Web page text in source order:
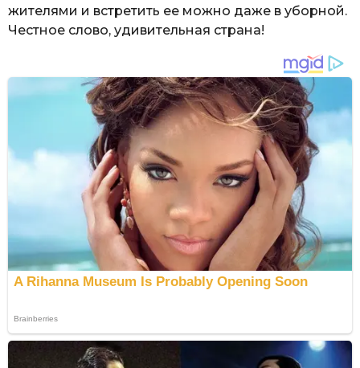
жителями и встретить ее можно даже в уборной.
Честное слово, удивительная страна!